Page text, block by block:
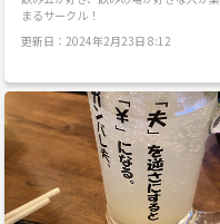
まるサークル！
更新日：2024年2月23日 8:12